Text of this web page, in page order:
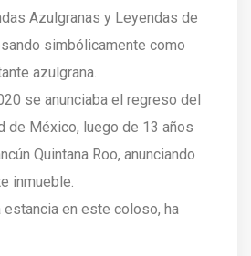
Azulgranas y Leyendas de
simbólicamente como
azulgrana.
se anunciaba el regreso del
de México, luego de 13 años
Quintana Roo, anunciando
inmueble.
estancia en este coloso, ha